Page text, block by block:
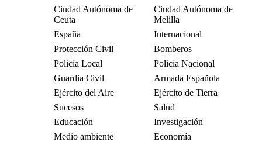
Ciudad Autónoma de
Ceuta
Ciudad Autónoma de
Melilla
España
Internacional
Protección Civil
Bomberos
Policía Local
Policía Nacional
Guardia Civil
Armada Española
Ejército del Aire
Ejército de Tierra
Sucesos
Salud
Educación
Investigación
Medio ambiente
Economía